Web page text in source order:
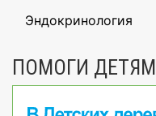
Эндокринология
ПОМОГИ ДЕТЯМ